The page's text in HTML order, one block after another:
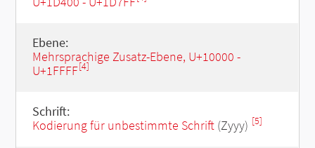
Ebene:
Mehrsprachige Zusatz-Ebene, U+10000 -
U+1FFFF[4]
Schrift:
Kodierung für unbestimmte Schrift(Zyyy) [5]